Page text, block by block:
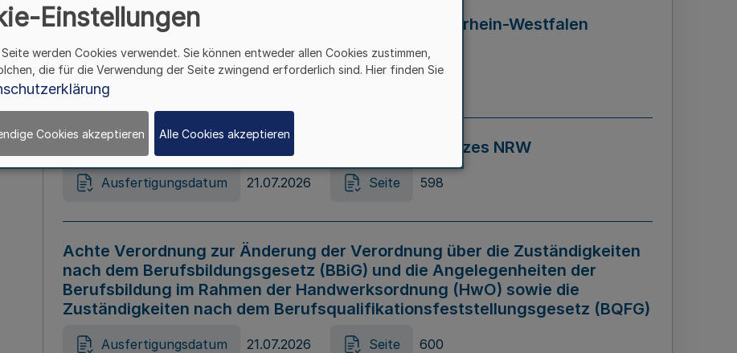
Gesetz zur Vermeidung von Diskriminierung in Nordrhein-Westfalen
(Landesantidiskriminierungsgesetz – LADG NRW)
Ausfertigungsdatum 21.07.2026 Seite 595
Gesetz zur Änderung des Online-Casinospiel Gesetzes NRW
Ausfertigungsdatum 21.07.2026 Seite 598
Achte Verordnung zur Änderung der Verordnung über die Zuständigkeiten
nach dem Berufsbildungsgesetz (BBiG) und die Angelegenheiten der
Berufsbildung im Rahmen der Handwerksordnung (HwO) sowie die
Zuständigkeiten nach dem Berufsqualifikationsfeststellungsgesetz (BQFG)
Ausfertigungsdatum 21.07.2026 Seite 600
Einstellungen
werden Cookies verwendet. Sie können entweder allen Cookies zustimmen,
die für die Verwendung der Seite zwingend erforderlich sind. Hier finden Sie
Cookies akzeptieren Alle Cookies akzeptieren